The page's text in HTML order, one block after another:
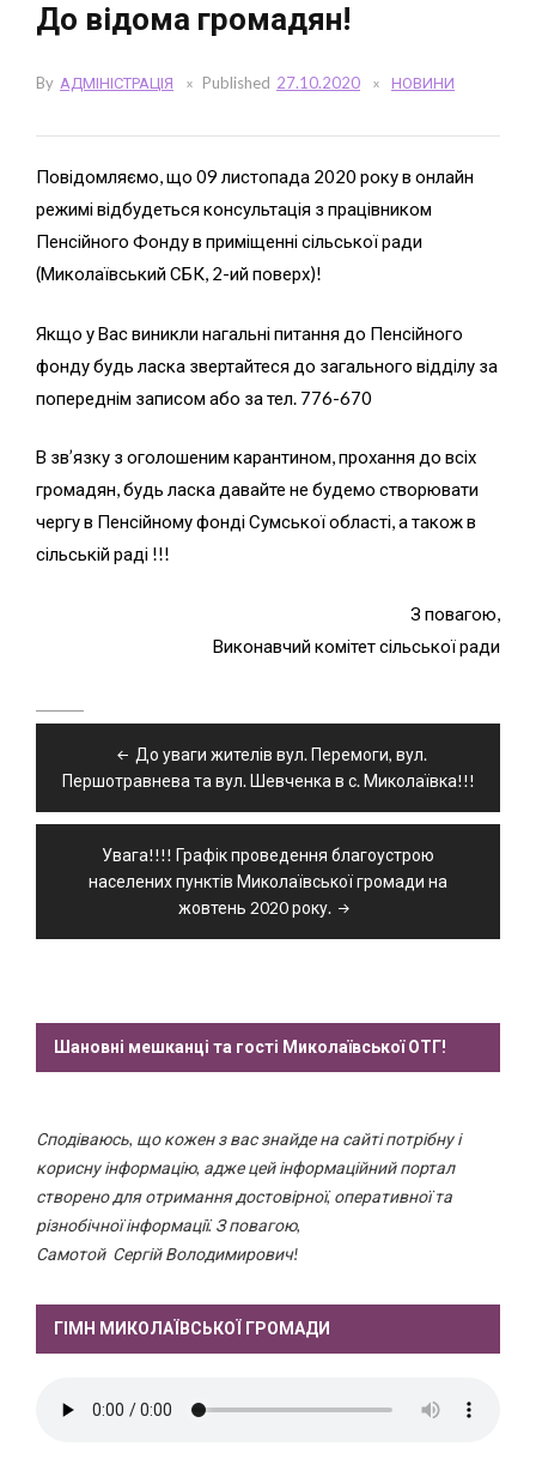
До відома громадян!
By АДМІНІСТРАЦІЯ Published 27.10.2020 НОВИНИ
Повідомляємо, що 09 листопада 2020 року в онлайн
режимі відбудеться консультація з працівником
Пенсійного Фонду в приміщенні сільської ради
(Миколаївський СБК, 2-ий поверх)!
Якщо у Вас виникли нагальні питання до Пенсійного
фонду будь ласка звертайтеся до загального відділу за
попереднім записом або за тел. 776-670
В зв’язку з оголошеним карантином, прохання до всіх
громадян, будь ласка давайте не будемо створювати
чергу в Пенсійному фонді Сумської області, а також в
сільській раді !!!
З повагою,
Виконавчий комітет сільської ради
записівДо уваги жителів вул. Перемоги, вул.
Першотравнева та вул. Шевченка в с. Миколаївка!!!
Увага!!!! Графік проведення благоустрою
населених пунктів Миколаївської громади на
жовтень 2020 року.
Шановні мешканці та гості Миколаївської ОТГ!
Сподіваюсь, що кожен з вас знайде на сайті потрібну і
корисну інформацію, адже цей інформаційний портал
створено для отримання достовірної, оперативної та
різнобічної інформації. З повагою,
Самотой Сергій Володимирович!
ГІМН МИКОЛАЇВСЬКОЇ ГРОМАДИ